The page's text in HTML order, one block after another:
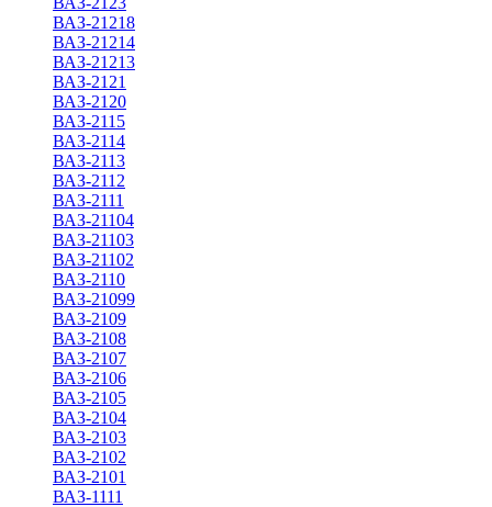
ВАЗ-21218
ВАЗ-21214
ВАЗ-21213
ВАЗ-2121
ВАЗ-2120
ВАЗ-2115
ВАЗ-2114
ВАЗ-2113
ВАЗ-2112
ВАЗ-2111
ВАЗ-21104
ВАЗ-21103
ВАЗ-21102
ВАЗ-2110
ВАЗ-21099
ВАЗ-2109
ВАЗ-2108
ВАЗ-2107
ВАЗ-2106
ВАЗ-2105
ВАЗ-2104
ВАЗ-2103
ВАЗ-2102
ВАЗ-2101
ВАЗ-1111